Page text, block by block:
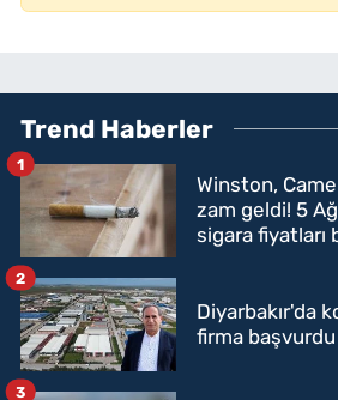
Trend Haberler
Winston,
zam geldi! 5
sigara fiyatları
1
Diyarbakır'da
firma başvurdu
2
3